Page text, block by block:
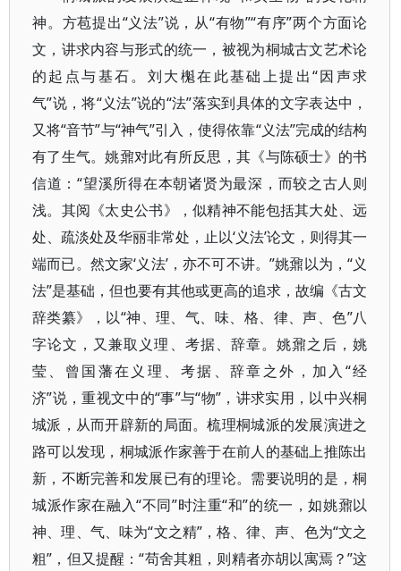
神。方苞提出“义法”说，从“有物”“有序”两个方面论
文，讲求内容与形式的统一，被视为桐城古文艺术论
的起点与基石。刘大櫆在此基础上提出“因声求
气”说，将“义法”说的“法”落实到具体的文字表达中，
又将“音节”与“神气”引入，使得依靠“义法”完成的结构
有了生气。姚鼐对此有所反思，其《与陈硕士》的书
信道：“望溪所得在本朝诸贤为最深，而较之古人则
浅。其阅《太史公书》，似精神不能包括其大处、远
处、疏淡处及华丽非常处，止以‘义法’论文，则得其一
端而已。然文家‘义法’，亦不可不讲。”姚鼐以为，“义
法”是基础，但也要有其他或更高的追求，故编《古文
辞类纂》，以“神、理、气、味、格、律、声、色”八
字论文，又兼取义理、考据、辞章。姚鼐之后，姚
莹、曾国藩在义理、考据、辞章之外，加入“经
济”说，重视文中的“事”与“物”，讲求实用，以中兴桐
城派，从而开辟新的局面。梳理桐城派的发展演进之
路可以发现，桐城派作家善于在前人的基础上推陈出
新，不断完善和发展已有的理论。需要说明的是，桐
城派作家在融入“不同”时注重“和”的统一，如姚鼐以
神、理、气、味为“文之精”，格、律、声、色为“文之
粗”，但又提醒：“苟舍其粗，则精者亦胡以寓焉？”这